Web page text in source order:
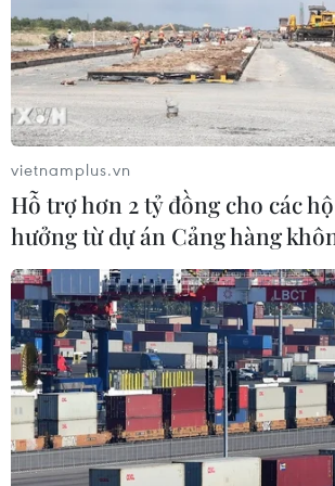
vòng đấu mở màn tại sân Shadow
IMF: Khủng hoảng kinh tế do
không nghiêm trọng như dự
vietnamplus.vn
Hỗ trợ hơn 2 tỷ đồng cho các
hưởng từ dự án Cảng hàng